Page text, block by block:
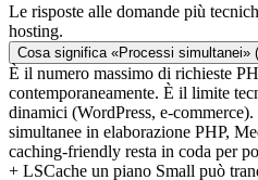
Le risposte alle domande più
hosting.
Cosa significa «Processi simultanei»
È il numero massimo di richieste
contemporaneamente. È il limite
dinamici (WordPress, e-
simultanee in elaborazione PHP,
caching-friendly resta in coda per
+ LSCache un piano Small può